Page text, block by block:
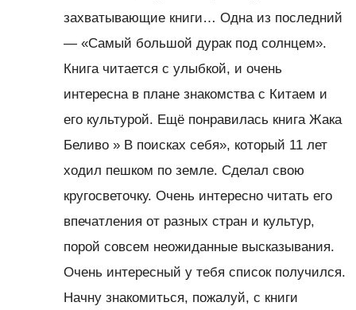
захватывающие книги… Одна из последний
— «Самый большой дурак под солнцем».
Книга читается с улыбкой, и очень
интересна в плане знакомства с Китаем и
его культурой. Ещё понравилась книга Жака
Беливо » В поисках себя», который 11 лет
ходил пешком по земле. Сделал свою
кругосветочку. Очень интересно читать его
впечатления от разных стран и культур,
порой совсем неожиданные высказывания.
Очень интересный у тебя список получился.
Начну знакомиться, пожалуй, с книги